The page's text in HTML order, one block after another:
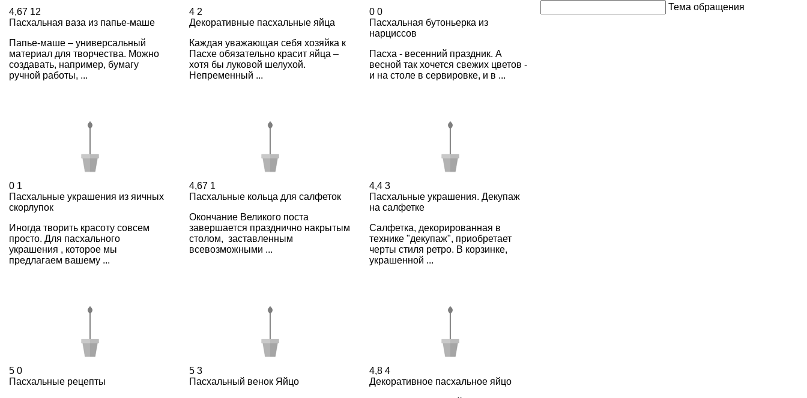
4,67 12
Пасхальная ваза из папье-маше
Папье-маше – универсальный
материал для творчества. Можно
создавать, например, бумагу
ручной работы, ...
4 2
Декоративные пасхальные яйца
Каждая уважающая себя хозяйка к
Пасхе обязательно красит яйца –
хотя бы луковой шелухой.
Непременный ...
0 0
Пасхальная бутоньерка из
нарциссов
Пасха - весенний праздник. А
весной так хочется свежих цветов -
и на столе в сервировке, и в ...
0 1
Пасхальные украшения из яичных
скорлупок
Иногда творить красоту совсем
просто. Для пасхального
украшения , которое мы
предлагаем вашему ...
4,67 1
Пасхальные кольца для салфеток
Окончание Великого поста
завершается празднично накрытым
столом, заставленным
всевозможными ...
4,4 3
Пасхальные украшения. Декупаж
на салфетке
Салфетка, декорированная в
технике "декупаж", приобретает
черты стиля ретро. В корзинке,
украшенной ...
5 0
Пасхальные рецепты
5 3
Пасхальный венок Яйцо
4,8 4
Декоративное пасхальное яйцо
Тема обращения